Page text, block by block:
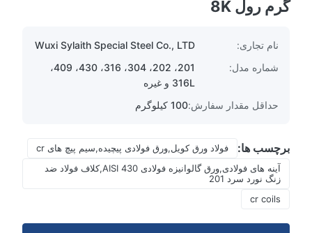
گرم رول 8K
نام تجاری:
Wuxi Sylaith Special Steel Co., LTD
شماره مدل:
حداقل مقدار سفارش:100 کیلوگرم
برچسب ها:
فولاد ورق کویل,ورق فولادی پیچیده,سیم پیچ های cr
آینه های فولادی,ورق گالوانیزه فولادی AISI 430,کلاف فولاد ضد
زنگ نورد سرد 201
cr coils